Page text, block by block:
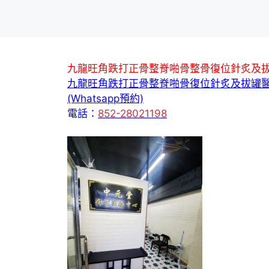
九龍旺角跌打正骨整脊啪骨整骨復位針炙及
九龍旺角跌打正骨整脊啪骨復位針炙及拔罐
(Whatsapp預約)
電話： 852-28021198